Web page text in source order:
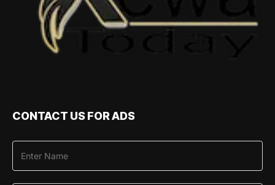
CONTACT US FOR ADS